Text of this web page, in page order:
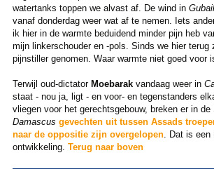
watertanks toppen we alvast af. De wind in
vanaf donderdag weer wat af te nemen. Iets
ik hier in de warmte beduidend minder pijn heb
mijn linkerschouder en -pols. Sinds we hier terug
pijnstiller genomen. Waar warmte niet goed voor
Terwijl oud-dictator Moebarakvandaag weer in
staat - nou ja, ligt - en voor- en tegenstanders
vliegen voor het gerechtsgebouw, breken er in
Damascus gevechten uit tussen Assads
naar de oppositie zijn overgelopen. Dat is een
ontwikkeling. Terug naar boven